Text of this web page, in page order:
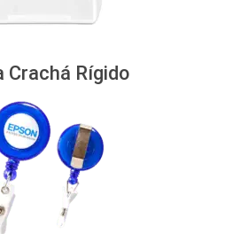
Crachá Rígido